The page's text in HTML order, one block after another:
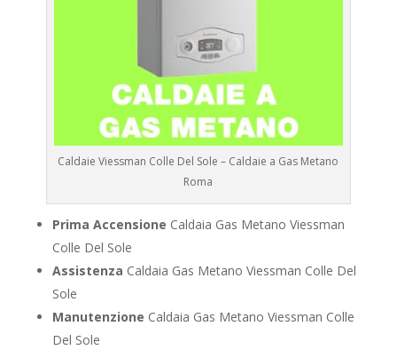
Caldaie Viessman Colle Del Sole – Caldaie a Gas Metano
Roma
Prima Accensione Caldaia Gas Metano Viessman
Colle Del Sole
Assistenza Caldaia Gas Metano Viessman Colle Del
Sole
Manutenzione Caldaia Gas Metano Viessman Colle
Del Sole